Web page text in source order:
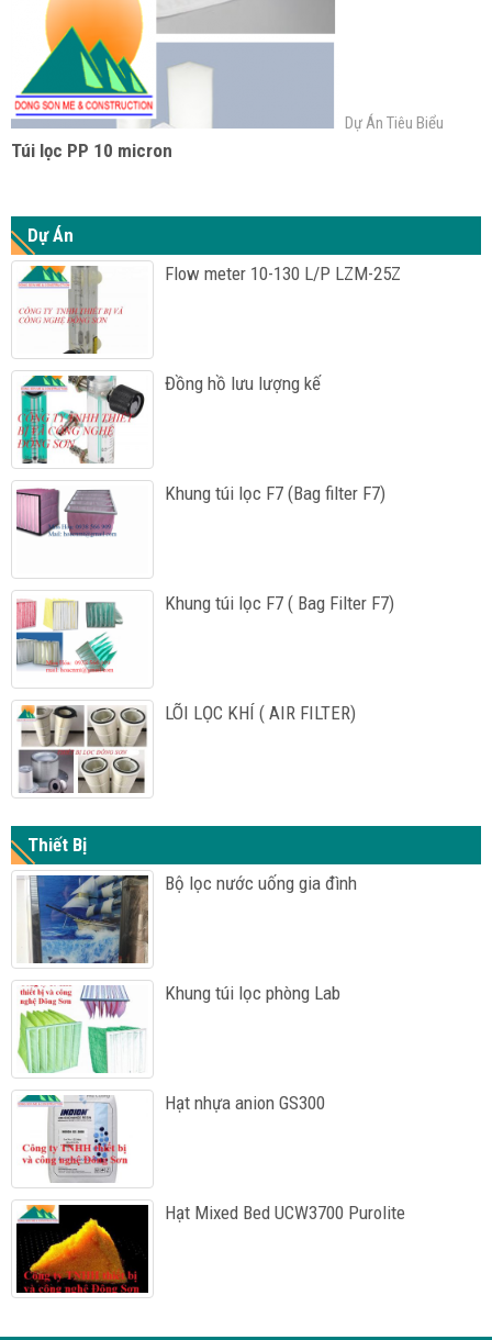
Dự Án Tiêu Biểu
Túi lọc PP 10 micron
Dự Án
Flow meter 10-130 L/P LZM-25Z
Đồng hồ lưu lượng kế
Khung túi lọc F7 (Bag filter F7)
Khung túi lọc F7 ( Bag Filter F7)
LÕI LỌC KHÍ ( AIR FILTER)
Thiết Bị
Bộ lọc nước uống gia đình
Khung túi lọc phòng Lab
Hạt nhựa anion GS300
Hạt Mixed Bed UCW3700 Purolite